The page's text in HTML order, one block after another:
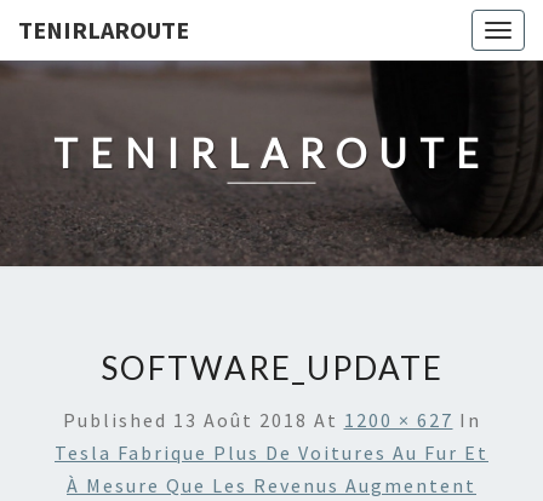
TENIRLAROUTE
TENIRLAROUTE
SOFTWARE_UPDATE
Published 13 Août 2018 At 1200 × 627 In
Tesla Fabrique Plus De Voitures Au Fur Et
À Mesure Que Les Revenus Augmentent